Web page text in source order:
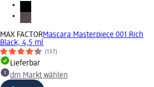
MAX FACTORMascara Masterpiece 001 Rich
Black, 4,5 ml
(137)
Lieferbar
dm Markt wählen